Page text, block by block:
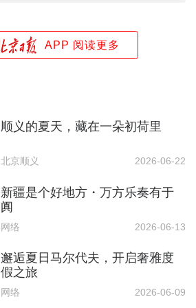
APP 阅读更多
顺义的夏天，藏在一朵初荷里
北京顺义 2026-06-22
新疆是个好地方・万方乐奏有于
阗
网络 2026-06-13
邂逅夏日马尔代夫，开启奢雅度
假之旅
网络 2026-06-09